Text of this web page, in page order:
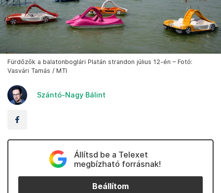
Fürdőzők a balatonboglári Platán strandon július 12-én – Fotó:
Vasvári Tamás / MTI
Szántó-Nagy Bálint
Állítsd be a Telexet
megbízható forrásnak!
Beállítom